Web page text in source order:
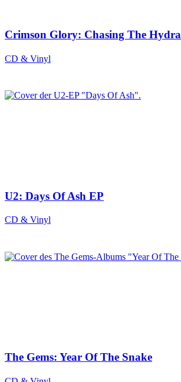
Crimson Glory: Chasing The Hydra
CD & Vinyl
U2: Days Of Ash EP
CD & Vinyl
The Gems: Year Of The Snake